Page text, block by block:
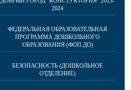
2024
ФЕДЕРАЛЬНАЯ ОБРАЗОВАТЕЛЬНАЯ
ПРОГРАММА ДОШКОЛЬНОГО
ОБРАЗОВАНИЯ (ФОП ДО)
БЕЗОПАСНОСТЬ (ДОШКОЛЬНОЕ
ОТДЕЛЕНИЕ)